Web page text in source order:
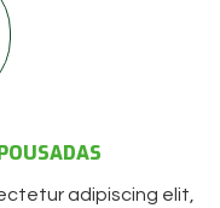
adipiscing elit,